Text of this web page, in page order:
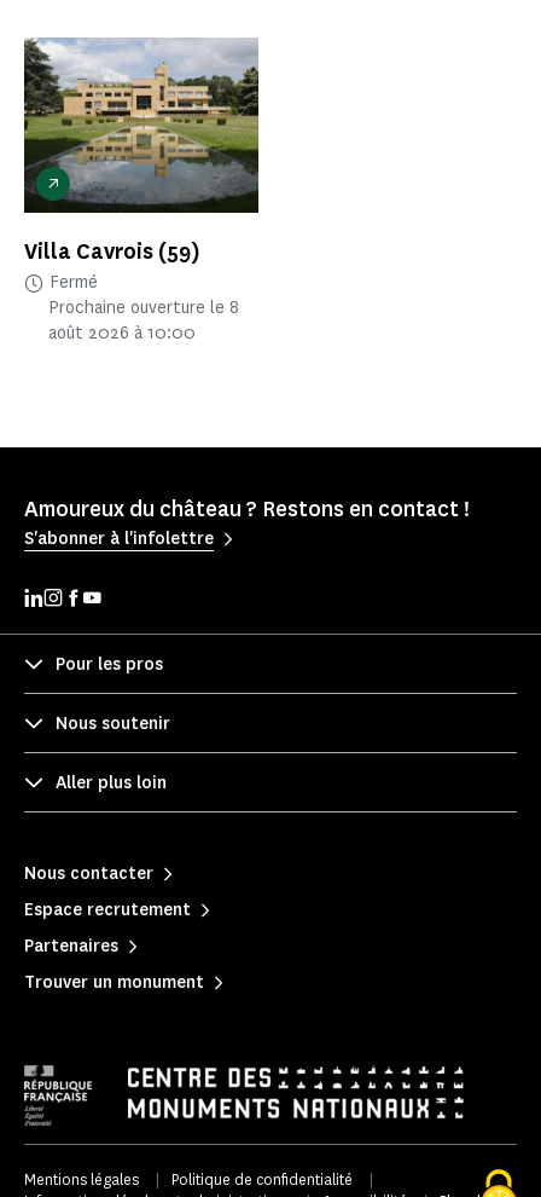
Villa Cavrois (59)
Fermé
Prochaine ouverture le 8
août 2026 à 10:00
Amoureux du château ? Restons en contact !
S'abonner à l'infolettre
Pour les pros
Nous soutenir
Aller plus loin
Nous contacter
Espace recrutement
Partenaires
Trouver un monument
Mentions légales | Politique de confidentialité
|